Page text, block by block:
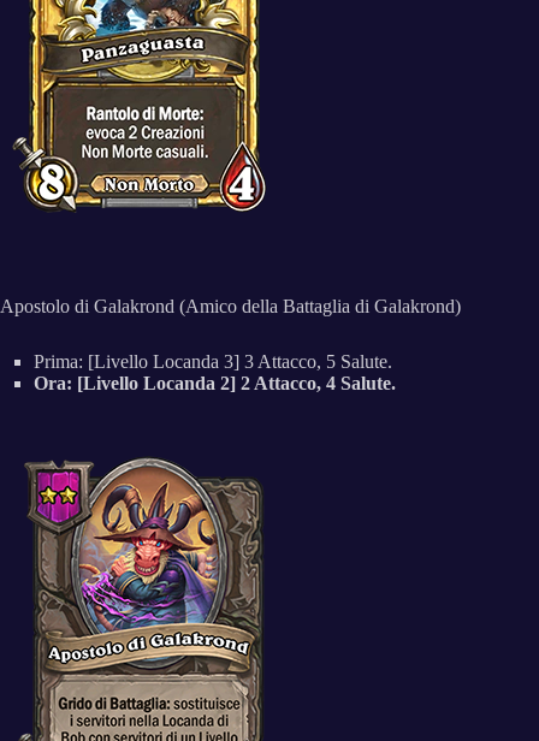
Apostolo di Galakrond (Amico della Battaglia di Galakrond)
Prima: [Livello Locanda 3] 3 Attacco, 5 Salute.
Ora: [Livello Locanda 2] 2 Attacco, 4 Salute.